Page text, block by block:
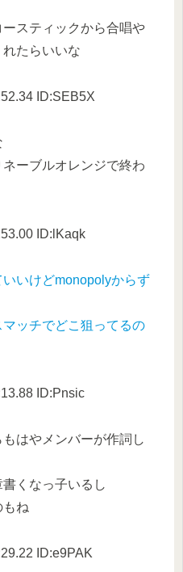
スティックから合唱や
たらいいな
ID:SEB5X
ーブルオレンジで終わ
ID:lKaqk
いけどmonopolyからず
ッチでどこ狙ってるの
ID:Pnsic
はやメンバーが作詞し
くなっ子いるし
もね
ID:e9PAK